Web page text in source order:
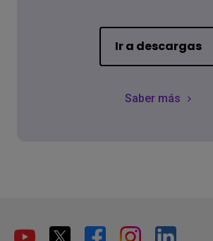
Ir a descargas
Saber más